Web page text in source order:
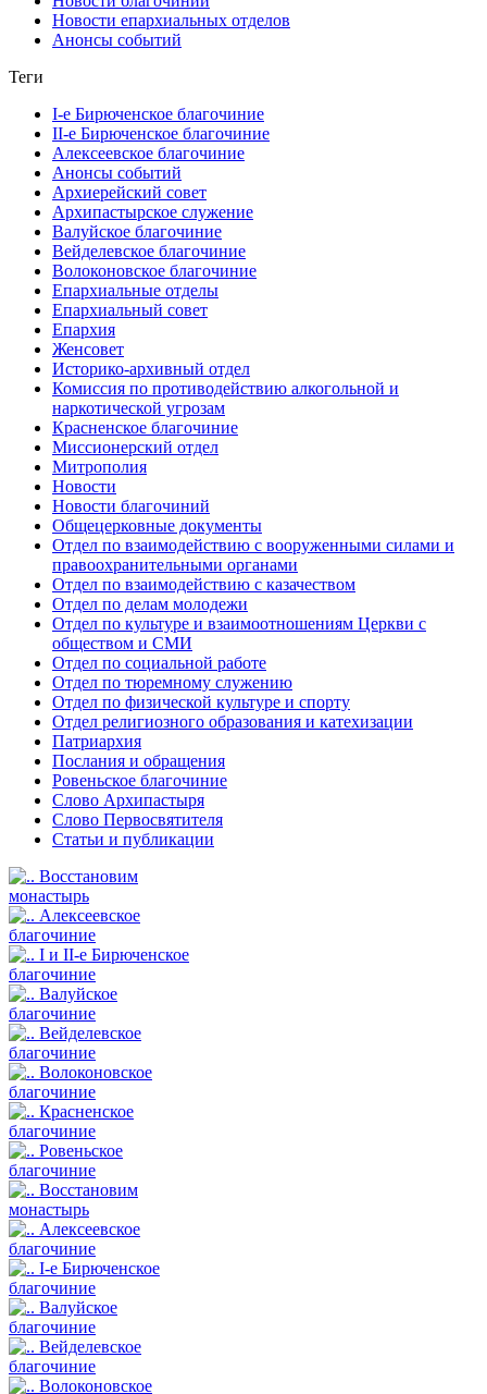
Новости епархиальных отделов
Анонсы событий
Теги
I-е Бирюченское благочиние
II-е Бирюченское благочиние
Алексеевское благочиние
Анонсы событий
Архиерейский совет
Архипастырское служение
Валуйское благочиние
Вейделевское благочиние
Волоконовское благочиние
Епархиальные отделы
Епархиальный совет
Епархия
Женсовет
Историко-архивный отдел
Комиссия по противодействию алкогольной и
наркотической угрозам
Красненское благочиние
Миссионерский отдел
Митрополия
Новости
Новости благочиний
Общецерковные документы
Отдел по взаимодействию с вооруженными силами и
правоохранительными органами
Отдел по взаимодействию с казачеством
Отдел по делам молодежи
Отдел по культуре и взаимоотношениям Церкви с
обществом и СМИ
Отдел по социальной работе
Отдел по тюремному служению
Отдел по физической культуре и спорту
Отдел религиозного образования и катехизации
Патриархия
Послания и обращения
Ровеньское благочиние
Слово Архипастыря
Слово Первосвятителя
Статьи и публикации
Восстановим
монастырь
Алексеевское
благочиние
I и II-е Бирюченское
благочиние
Валуйское
благочиние
Вейделевское
благочиние
Волоконовское
благочиние
Красненское
благочиние
Ровеньское
благочиние
Восстановим
монастырь
Алексеевское
благочиние
I-е Бирюченское
благочиние
Валуйское
благочиние
Вейделевское
благочиние
Волоконовское